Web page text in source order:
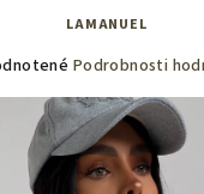
LAMANUEL
Podrobnosti